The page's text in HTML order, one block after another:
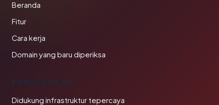
Beranda
Fitur
Cara kerja
Domain yang baru diperiksa
PERUSAHAAN
Didukung infrastruktur tepercaya